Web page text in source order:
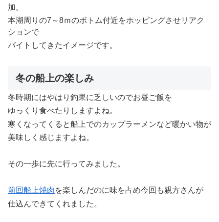
加。
本湖周りの7～8ｍのボトム付近をホッピングさせリアク
ションで
バイトしてきたイメージです。
冬の船上の楽しみ
冬時期にはやはり釣果に乏しいのでお昼ご飯を
ゆっくり食べたりしますよね。
寒くなってくると船上でのカップラーメンなど暖かい物が
美味しく感じますよね。
その一歩に先に行ってみました。
前回船上焼肉を楽しんだのに味を占め今回も親方さんが
仕込んできてくれました。